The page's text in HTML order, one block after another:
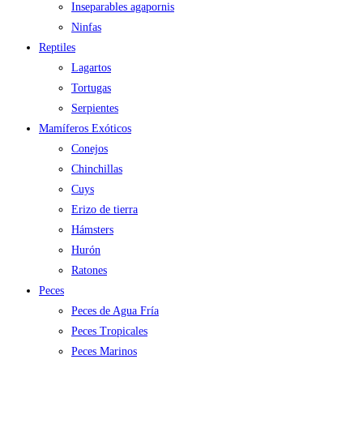
Inseparables agapornis
Ninfas
Reptiles
Lagartos
Tortugas
Serpientes
Mamíferos Exóticos
Conejos
Chinchillas
Cuys
Erizo de tierra
Hámsters
Hurón
Ratones
Peces
Peces de Agua Fría
Peces Tropicales
Peces Marinos